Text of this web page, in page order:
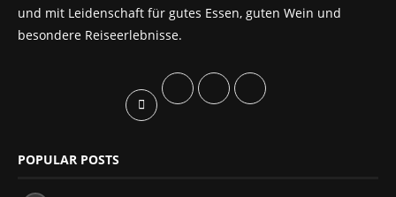
und mit Leidenschaft für gutes Essen, guten Wein und
besondere Reiseerlebnisse.
POPULAR POSTS